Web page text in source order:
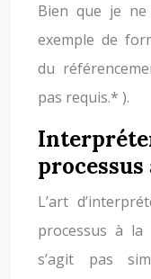
Bien que je ne
exemple de
du
pas requis.* ).
L’art
processus à
s’agit pas